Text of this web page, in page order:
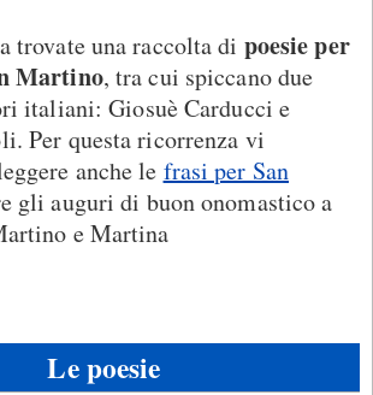
trovate una raccolta di poesie per
Martino, tra cui spiccano due
italiani: Giosuè Carducci e
Per questa ricorrenza vi
anche le frasi per San
gli auguri di buon onomastico a
e Martina
Le poesie